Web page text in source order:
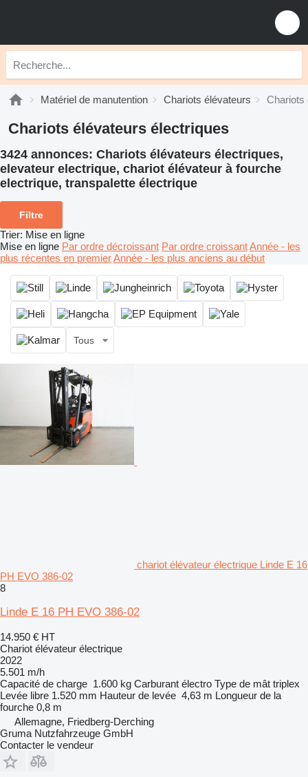
Matériel de manutention Chariots élévateurs Chariots
Chariots élévateurs électriques
3424 annonces: Chariots élévateurs électriques,
elevateur electrique, chariot élévateur à fourche
electrique, transpalette électrique
Filtre
Trier: Mise en ligne
Mise en ligne Par ordre décroissant Par ordre croissantAnnée - les
plus récentes en premierAnnée - les plus anciens au début
Tous
chariot élévateur électrique Linde E 16
PH EVO 386-02
8
Linde E 16 PH EVO 386-02
14.950 € HT
Chariot élévateur électrique
2022
5.501 m/h
Capacité de charge 1.600 kg Carburant électro Type de mât triplex
Levée libre 1.520 mm Hauteur de levée 4,63 m Longueur de la
fourche 0,8 m
Allemagne, Friedberg-Derching
Gruma Nutzfahrzeuge GmbH
Contacter le vendeur